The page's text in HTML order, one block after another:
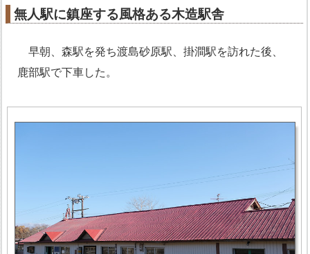
無人駅に鎮座する風格ある木造駅舎
早朝、森駅を発ち渡島砂原駅、掛澗駅を訪れた後、
鹿部駅で下車した。